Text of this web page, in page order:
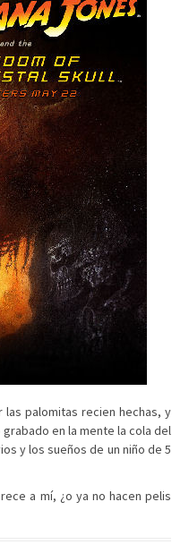
palomitas recien hechas, y
en la mente la cola del
y los sueños de un niño de 5
a mí, ¿o ya no hacen pelis